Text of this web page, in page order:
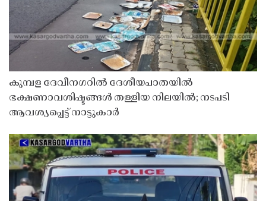
കുമ്പള ദേവീനഗറിൽ ദേശീയപാതയിൽ
ഭക്ഷണാവശിഷ്ടങ്ങൾ തള്ളിയ നിലയിൽ; നടപടി
ആവശ്യപ്പെട്ട് നാട്ടുകാർ